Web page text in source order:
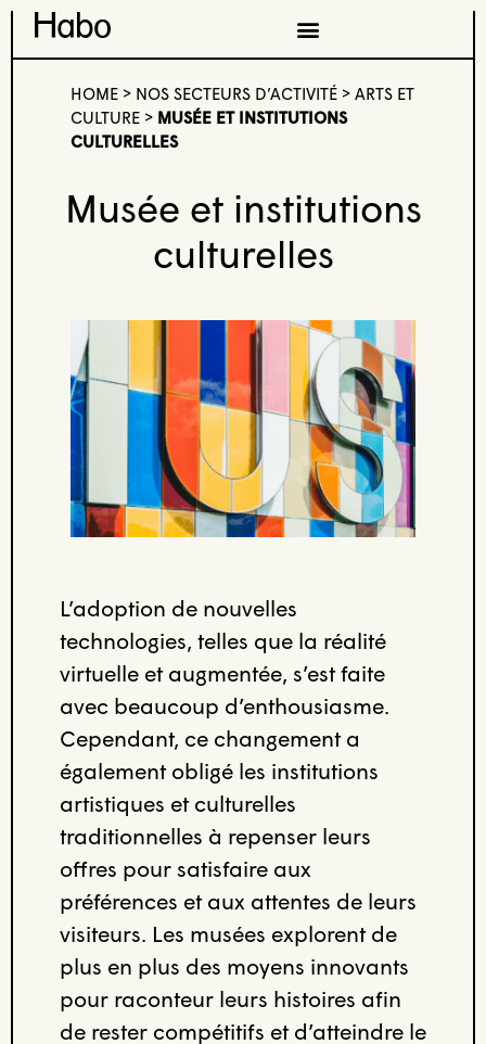
HOME> NOS SECTEURS D’ACTIVITÉ> ARTS ET
CULTURE> MUSÉE ET INSTITUTIONS
CULTURELLES
Musée et institutions
culturelles
L’adoption de nouvelles
technologies, telles que la réalité
virtuelle et augmentée, s’est faite
avec beaucoup d’enthousiasme.
Cependant, ce changement a
également obligé les institutions
artistiques et culturelles
traditionnelles à repenser leurs
offres pour satisfaire aux
préférences et aux attentes de leurs
visiteurs. Les musées explorent de
plus en plus des moyens innovants
pour raconteur leurs histoires afin
de rester compétitifs et d’atteindre le